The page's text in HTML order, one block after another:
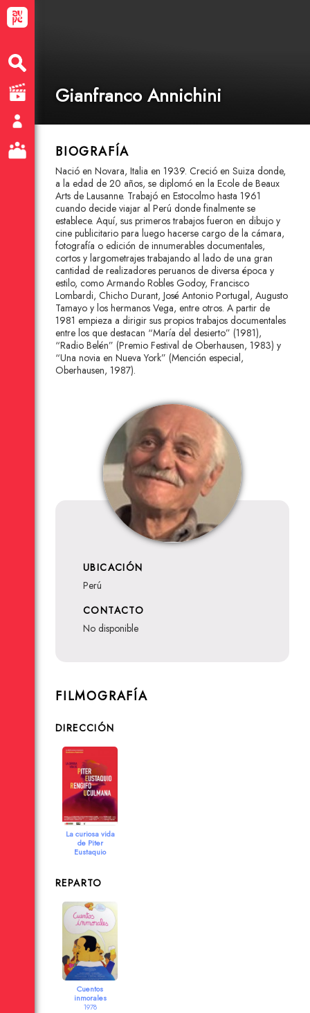
Gianfranco Annichini
BIOGRAFÍA
Nació en Novara, Italia en 1939. Creció en Suiza donde,
a la edad de 20 años, se diplomó en la Ecole de Beaux
Arts de Lausanne. Trabajó en Estocolmo hasta 1961
cuando decide viajar al Perú donde finalmente se
establece. Aquí, sus primeros trabajos fueron en dibujo y
cine publicitario para luego hacerse cargo de la cámara,
fotografía o edición de innumerables documentales,
cortos y largometrajes trabajando al lado de una gran
cantidad de realizadores peruanos de diversa época y
estilo, como Armando Robles Godoy, Francisco
Lombardi, Chicho Durant, José Antonio Portugal, Augusto
Tamayo y los hermanos Vega, entre otros. A partir de
1981 empieza a dirigir sus propios trabajos documentales
entre los que destacan “María del desierto” (1981),
“Radio Belén” (Premio Festival de Oberhausen, 1983) y
“Una novia en Nueva York” (Mención especial,
Oberhausen, 1987).
UBICACIÓN
Perú
CONTACTO
no disponible
FILMOGRAFÍA
DIRECCIÓN
La curiosa vida
de Piter
Eustaquio
2014
REPARTO
Cuentos
inmorales
1978